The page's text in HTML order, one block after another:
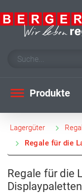
Produkte
Lagergüter
Regale für die
Regale für die
Displaypaletten